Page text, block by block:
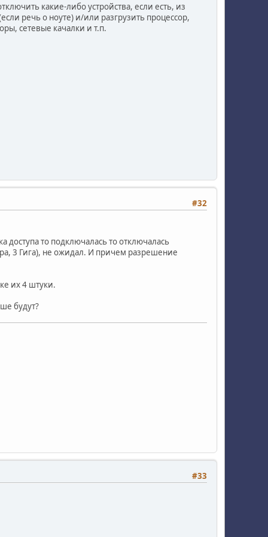
какие-либо устройства, если есть, из
речь о ноуте) и/или разгрузить процессор,
сетевые качалки и т.п.
#32
доступа то подключалась то отключалась
3 Гига), не ожидал. И причем разрешение
их 4 штуки.
будут?
#33